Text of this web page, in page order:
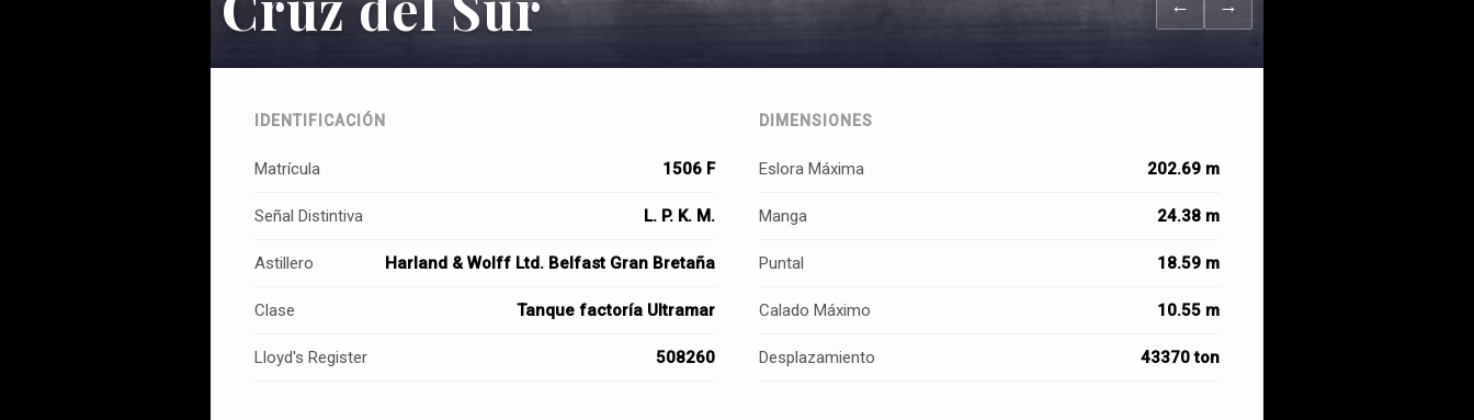
← →
IDENTIFICACIÓN
Matrícula 1506 F
Señal Distintiva L. P. K. M.
Astillero Harland & Wolff Ltd. Belfast Gran Bretaña
Clase Tanque factoría Ultramar
Lloyd's Register 508260
DIMENSIONES
Eslora Máxima 202.69 m
Manga 24.38 m
Puntal 18.59 m
Calado Máximo 10.55 m
Desplazamiento 43370 ton